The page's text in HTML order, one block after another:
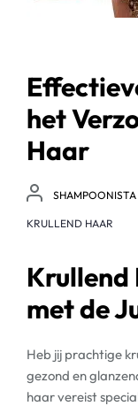
het
Haar
SHAMPOONISTA
KRULLEND HAAR
Krullend
met de
Heb jij prachtige
gezond en
haar vereist